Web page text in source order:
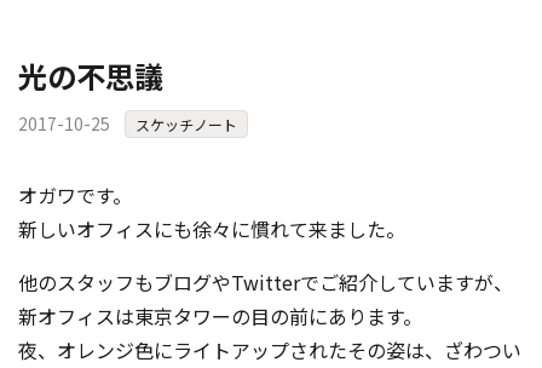
光の不思議
2017-10-25 スケッチノート
オガワです。
新しいオフィスにも徐々に慣れて来ました。
他のスタッフもブログやTwitterでご紹介していますが、
新オフィスは東京タワーの目の前にあります。
夜、オレンジ色にライトアップされたその姿は、ざわつい